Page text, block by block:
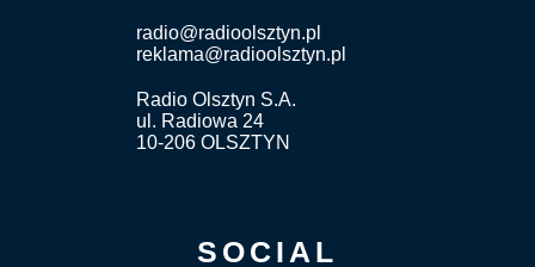
radio@radioolsztyn.pl
reklama@radioolsztyn.pl
Radio Olsztyn S.A.
ul. Radiowa 24
10-206 OLSZTYN
SOCIAL